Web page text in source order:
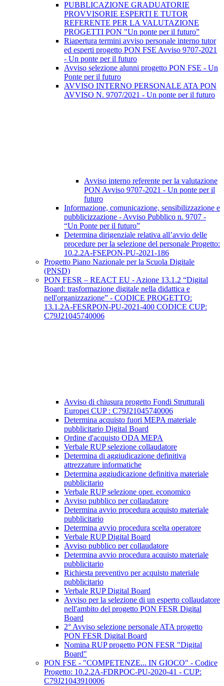
PUBBLICAZIONE GRADUATORIE
PROVVISORIE ESPERTI E TUTOR
REFERENTE PER LA VALUTAZIONE
PROGETTI PON "Un ponte per il futuro”
Riapertura termini avviso personale interno tutor
ed esperti progetto PON FSE Avviso 9707-2021
- Un ponte per il futuro
Avviso selezione alunni progetto PON FSE - Un
Ponte per il futuro
AVVISO INTERNO PERSONALE ATA PON
AVVISO N. 9707/2021 - Un ponte per il futuro
Avviso interno referente per la valutazione
PON Avviso 9707-2021 - Un ponte per il
futuro
Informazione, comunicazione, sensibilizzazione e
pubblicizzazione - Avviso Pubblico n. 9707 -
“Un Ponte per il futuro”
Determina dirigenziale relativa all’avvio delle
procedure per la selezione del personale Progetto:
10.2.2A-FSEPON-PU-2021-186
Progetto Piano Nazionale per la Scuola Digitale
(PNSD)
PON FESR – REACT EU - Azione 13.1.2 “Digital
Board: trasformazione digitale nella didattica e
nell'organizzazione” - CODICE PROGETTO:
13.1.2A-FESRPON-PU-2021-400 CODICE CUP:
C79J21045740006
Avviso di chiusura progetto Fondi Strutturali
Europei CUP : C79J21045740006
Determina acquisto fuori MEPA materiale
pubblicitario Digital Board
Ordine d'acquisto ODA MEPA
Verbale RUP selezione collaudatore
Determina di aggiudicazione definitiva
attrezzature informatiche
Determina aggiudicazione definitiva materiale
pubblicitario
Verbale RUP selezione oper. economico
Avviso pubblico per collaudatore
Determina avvio procedura acquisto materiale
pubblicitario
Determina avvio procedura scelta operatore
Verbale RUP Digital Board
Avviso pubblico per collaudatore
Determina avvio procedura acquisto materiale
pubblicitario
Richiesta preventivo per acquisto materiale
pubblicitario
Verbale RUP Digital Board
Avviso per la selezione di un esperto collaudatore
nell'ambito del progetto PON FESR Digital
Board
2° Avviso selezione personale ATA progetto
PON FESR Digital Board
Nomina RUP progetto PON FESR "Digital
Board"
PON FSE - "COMPETENZE... IN GIOCO" - Codice
Progetto: 10.2.2A-FDRPOC-PU-2020-41 - CUP:
C79J21043910006